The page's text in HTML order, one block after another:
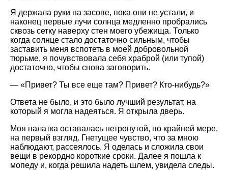
Я держала руки на засове, пока они не устали, и
наконец первые лучи солнца медленно пробрались
сквозь сетку наверху стен моего убежища. Только
когда солнце стало достаточно сильным, чтобы
заставить меня вспотеть в моей добровольной
тюрьме, я почувствовала себя храброй (или тупой)
достаточно, чтобы снова заговорить.
—
Привет? Ты все еще там? Привет? Кто-нибудь?
Ответа не было, и это было лучший результат, на
который я могла надеяться. Я открыла дверь.
Моя палатка оставалась нетронутой, по крайней мере,
на первый взгляд. Гнетущее чувство, что за мною
наблюдают, рассеялось. Я оделась и сложила свои
вещи в рекордно короткие сроки. Далее я пошла к
мопеду и, когда решила надеть шлем, увидела следы.